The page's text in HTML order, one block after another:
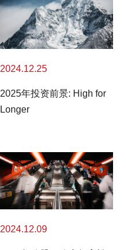
2024.12.25
2025年投资前景: High for
Longer
2024.12.09